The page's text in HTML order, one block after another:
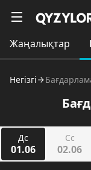
Жаңалықтар
Негізгі
Дс
01.06
Сс
02.06